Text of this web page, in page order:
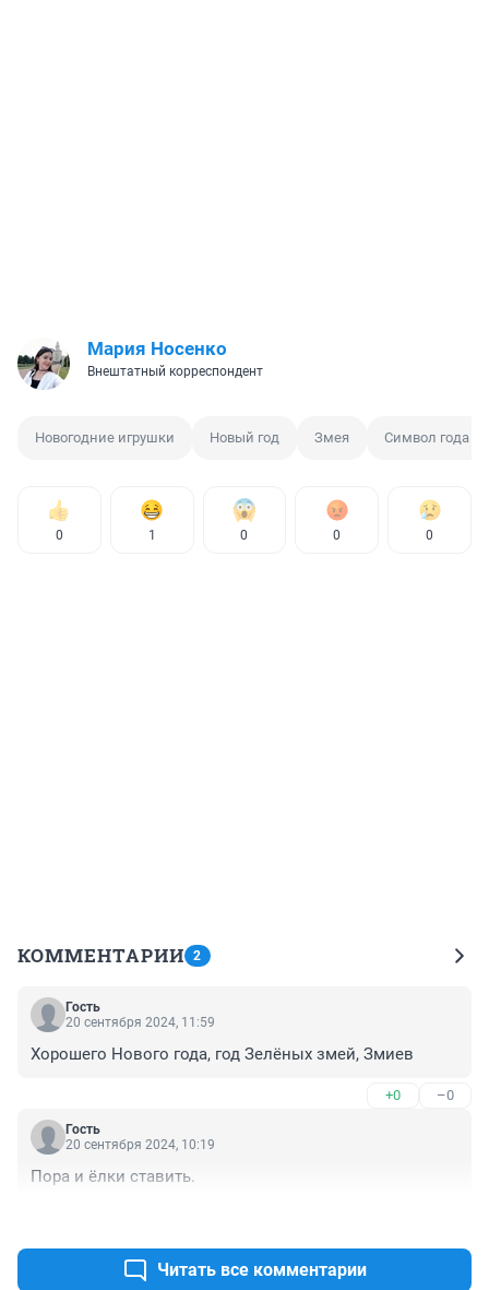
Мария Носенко
Внештатный корреспондент
Новогодние игрушки Новый год Змея Символ года
0 1 0 0 0
КОММЕНТАРИИ 2
Гость
20 сентября 2024, 11:59
Хорошего Нового года, год Зелёных змей, Змиев
+0 –0
Гость
20 сентября 2024, 10:19
Пора и ёлки ставить.
Читать все комментарии